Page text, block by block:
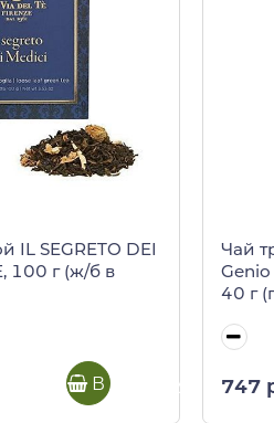
IL SEGRETO DEI
100 г (ж/б в
В корзину
Чай
Genio
40 г
747